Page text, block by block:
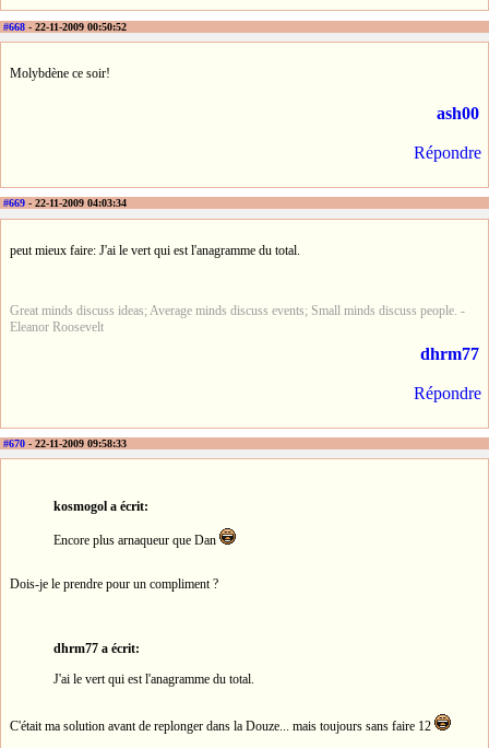
#668 - 22-11-2009 00:50:52
Molybdène ce soir!
ash00
Répondre
#669 - 22-11-2009 04:03:34
peut mieux faire: J'ai le vert qui est l'anagramme du total.
Great minds discuss ideas; Average minds discuss events; Small minds discuss people. -
Eleanor Roosevelt
dhrm77
Répondre
#670 - 22-11-2009 09:58:33
kosmogol a écrit:
Encore plus arnaqueur que Dan
Dois-je le prendre pour un compliment ?
dhrm77 a écrit:
J'ai le vert qui est l'anagramme du total.
C'était ma solution avant de replonger dans la Douze... mais toujours sans faire 12